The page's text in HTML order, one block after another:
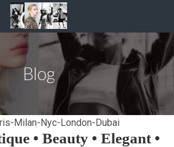
Blog
Milan-Nyc-London-Dubai
• Beauty • Elegant •